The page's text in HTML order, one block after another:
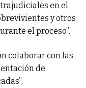
en el
y otros
el proceso”.
colaborar con las
de